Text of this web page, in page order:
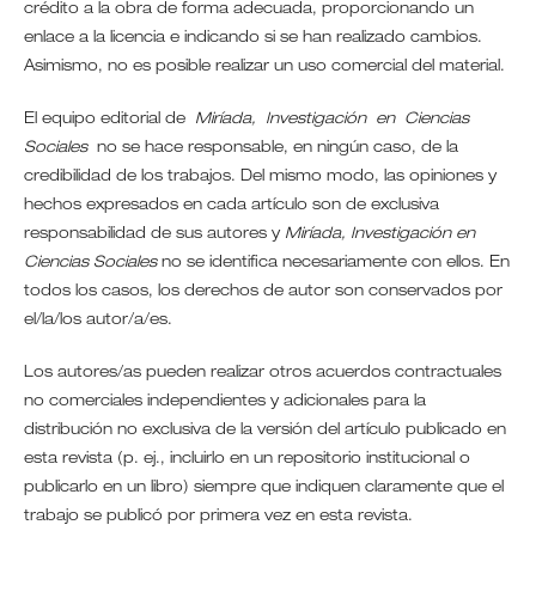
crédito a la obra de forma adecuada, proporcionando un
enlace a la licencia e indicando si se han realizado cambios.
Asimismo, no es posible realizar un uso comercial del material.
El equipo editorial de Miríada, Investigación en Ciencias
Sociales no se hace responsable, en ningún caso, de la
credibilidad de los trabajos. Del mismo modo, las opiniones y
hechos expresados en cada artículo son de exclusiva
responsabilidad de sus autores y Miríada, Investigación en
Ciencias Sociales no se identifica necesariamente con ellos. En
todos los casos, los derechos de autor son conservados por
el/la/los autor/a/es.
Los autores/as pueden realizar otros acuerdos contractuales
no comerciales independientes y adicionales para la
distribución no exclusiva de la versión del artículo publicado en
esta revista (p. ej., incluirlo en un repositorio institucional o
publicarlo en un libro) siempre que indiquen claramente que el
trabajo se publicó por primera vez en esta revista.